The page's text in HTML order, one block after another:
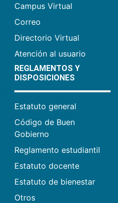
Campus Virtual
Correo
Directorio Virtual
Atención al usuario
REGLAMENTOS Y
DISPOSICIONES
Estatuto general
Código de Buen
Gobierno
Reglamento estudiantil
Estatuto docente
Estatuto de bienestar
Otros